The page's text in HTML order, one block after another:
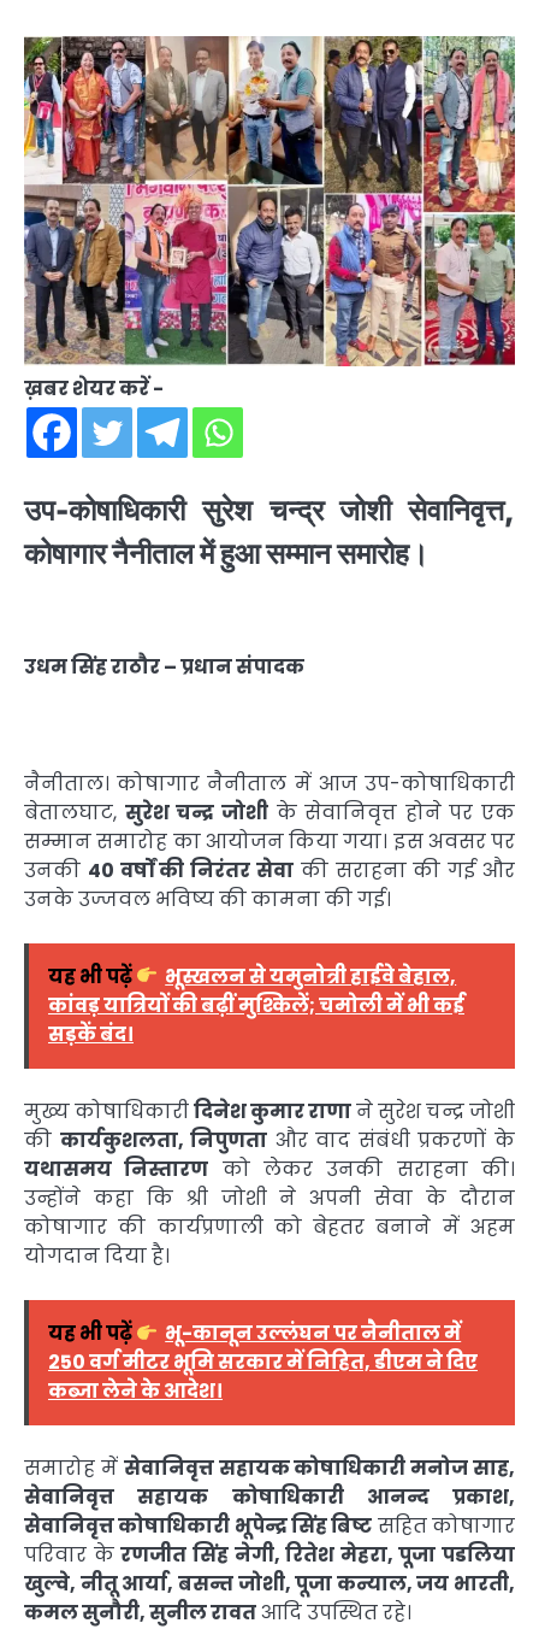
ख़बर शेयर करें -
उप-कोषाधिकारी सुरेश चन्द्र जोशी सेवानिवृत्त,
कोषागार नैनीताल में हुआ सम्मान समारोह।
उधम सिंह राठौर – प्रधान संपादक
नैनीताल। कोषागार नैनीताल में आज उप-कोषाधिकारी
बेतालघाट, सुरेश चन्द्र जोशीके सेवानिवृत्त होने पर एक
सम्मान समारोह का आयोजन किया गया। इस अवसर पर
उनकी 40 वर्षों की निरंतर सेवा की सराहना की गई और
उनके उज्जवल भविष्य की कामना की गई।
यह भी पढ़ें
भूस्खलन से यमुनोत्री हाईवे बेहाल,
कांवड़ यात्रियों की बढ़ीं मुश्किलें; चमोली में भी कई
सड़कें बंद।
मुख्य कोषाधिकारीदिनेश कुमार राणाने सुरेश चन्द्र जोशी
की कार्यकुशलता, निपुणता और वाद संबंधी प्रकरणों के
यथासमय निस्तारण को लेकर उनकी सराहना की।
उन्होंने कहा कि श्री जोशी ने अपनी सेवा के दौरान
कोषागार की कार्यप्रणाली को बेहतर बनाने में अहम
योगदान दिया है।
यह भी पढ़ें
भू-कानून उल्लंघन पर नैनीताल में
250 वर्ग मीटर भूमि सरकार में निहित, डीएम ने दिए
कब्जा लेने के आदेश।
समारोह में सेवानिवृत्त सहायक कोषाधिकारी मनोज साह,
सेवानिवृत्त सहायक कोषाधिकारी आनन्द प्रकाश,
सेवानिवृत्त कोषाधिकारी भूपेन्द्र सिंह बिष्ट सहित कोषागार
परिवार केरणजीत सिंह नेगी, रितेश मेहरा, पूजा पडलिया
खुल्वे, नीतू आर्या, बसन्त जोशी, पूजा कन्याल, जय भारती,
कमल सुनौरी, सुनील रावतआदि उपस्थित रहे।